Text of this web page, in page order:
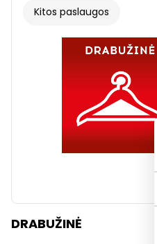
Kitos paslaugos
DRABUŽINĖ